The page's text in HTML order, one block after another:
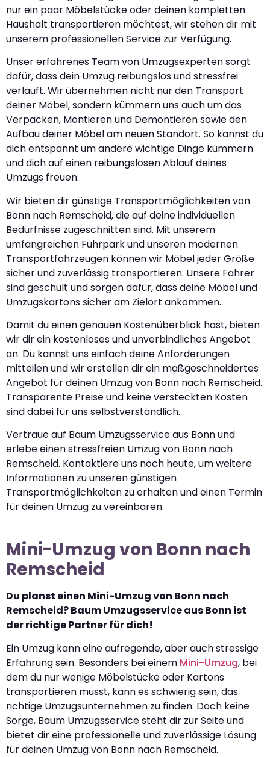
nur ein paar Möbelstücke oder deinen kompletten
Haushalt transportieren möchtest, wir stehen dir mit
unserem professionellen Service zur Verfügung.
Unser erfahrenes Team von Umzugsexperten sorgt
dafür, dass dein Umzug reibungslos und stressfrei
verläuft. Wir übernehmen nicht nur den Transport
deiner Möbel, sondern kümmern uns auch um das
Verpacken, Montieren und Demontieren sowie den
Aufbau deiner Möbel am neuen Standort. So kannst du
dich entspannt um andere wichtige Dinge kümmern
und dich auf einen reibungslosen Ablauf deines
Umzugs freuen.
Wir bieten dir günstige Transportmöglichkeiten von
Bonn nach Remscheid, die auf deine individuellen
Bedürfnisse zugeschnitten sind. Mit unserem
umfangreichen Fuhrpark und unseren modernen
Transportfahrzeugen können wir Möbel jeder Größe
sicher und zuverlässig transportieren. Unsere Fahrer
sind geschult und sorgen dafür, dass deine Möbel und
Umzugskartons sicher am Zielort ankommen.
Damit du einen genauen Kostenüberblick hast, bieten
wir dir ein kostenloses und unverbindliches Angebot
an. Du kannst uns einfach deine Anforderungen
mitteilen und wir erstellen dir ein maßgeschneidertes
Angebot für deinen Umzug von Bonn nach Remscheid.
Transparente Preise und keine versteckten Kosten
sind dabei für uns selbstverständlich.
Vertraue auf Baum Umzugsservice aus Bonn und
erlebe einen stressfreien Umzug von Bonn nach
Remscheid. Kontaktiere uns noch heute, um weitere
Informationen zu unseren günstigen
Transportmöglichkeiten zu erhalten und einen Termin
für deinen Umzug zu vereinbaren.
Mini-Umzug von Bonn nach
Remscheid
Du planst einen Mini-Umzug von Bonn nach
Remscheid? Baum Umzugsservice aus Bonn ist
der richtige Partner für dich!
Ein Umzug kann eine aufregende, aber auch stressige
Erfahrung sein. Besonders bei einem Mini-Umzug, bei
dem du nur wenige Möbelstücke oder Kartons
transportieren musst, kann es schwierig sein, das
richtige Umzugsunternehmen zu finden. Doch keine
Sorge, Baum Umzugsservice steht dir zur Seite und
bietet dir eine professionelle und zuverlässige Lösung
für deinen Umzug von Bonn nach Remscheid.